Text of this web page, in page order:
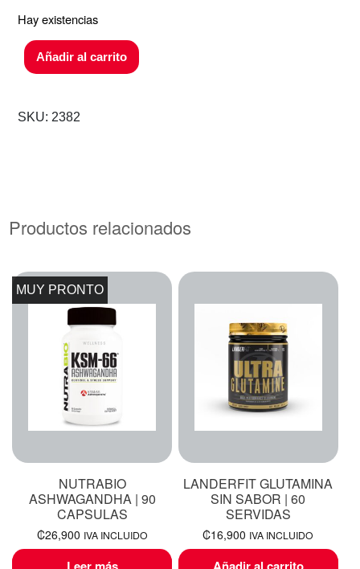
Hay existencias
Añadir al carrito
SKU: 2382
Productos relacionados
MUY PRONTO
NUTRABIO
ASHWAGANDHA | 90
CAPSULAS
₡26,900 IVA INCLUIDO
LANDERFIT GLUTAMINA
SIN SABOR | 60
SERVIDAS
₡16,900 IVA INCLUIDO